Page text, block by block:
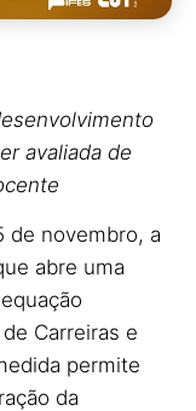
avaliada de
de novembro, a
abre uma
Carreiras e
permite
da